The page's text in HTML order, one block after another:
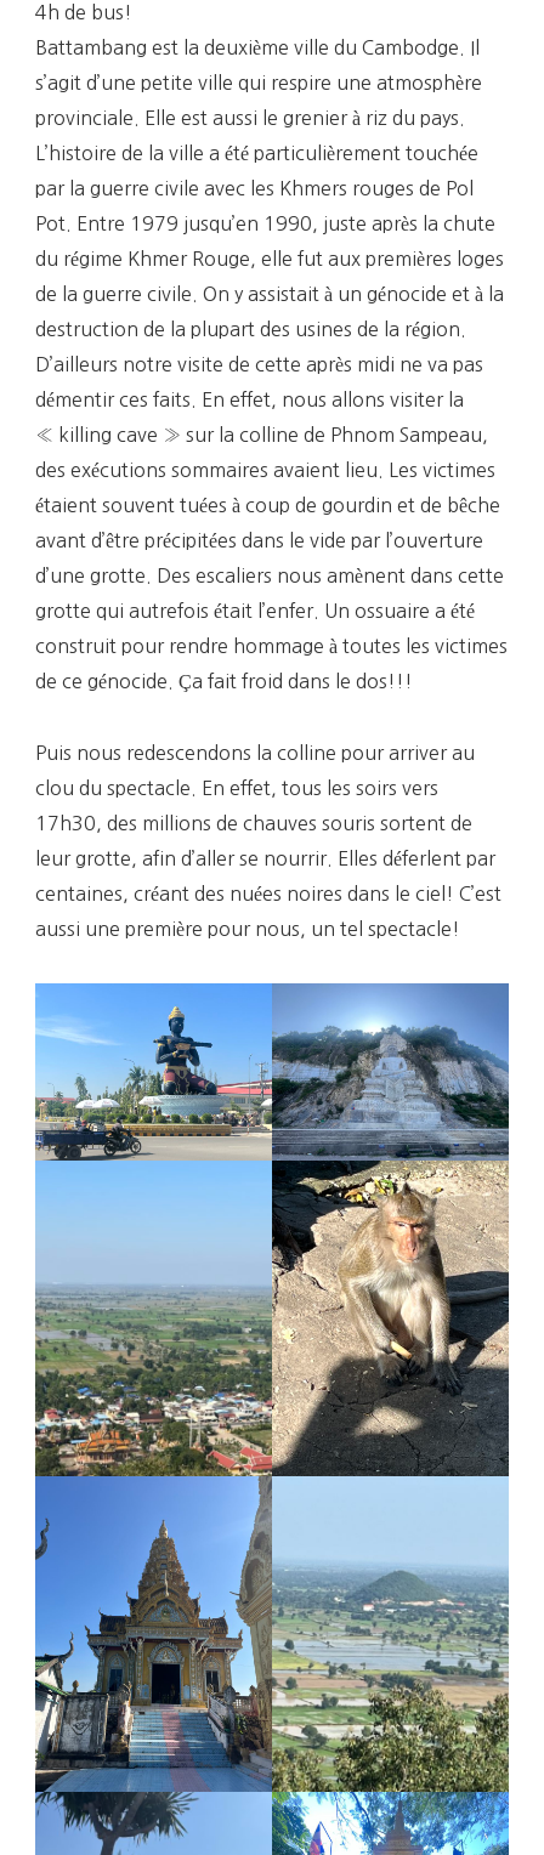
4h de bus!
Battambang est la deuxième ville du Cambodge. Il
s’agit d’une petite ville qui respire une atmosphère
provinciale. Elle est aussi le grenier à riz du pays.
L’histoire de la ville a été particulièrement touchée
par la guerre civile avec les Khmers rouges de Pol
Pot. Entre 1979 jusqu’en 1990, juste après la chute
du régime Khmer Rouge, elle fut aux premières loges
de la guerre civile. On y assistait à un génocide et à la
destruction de la plupart des usines de la région.
D’ailleurs notre visite de cette après midi ne va pas
démentir ces faits. En effet, nous allons visiter la
« killing cave » sur la colline de Phnom Sampeau,
des exécutions sommaires avaient lieu. Les victimes
étaient souvent tuées à coup de gourdin et de bêche
avant d’être précipitées dans le vide par l’ouverture
d’une grotte. Des escaliers nous amènent dans cette
grotte qui autrefois était l’enfer. Un ossuaire a été
construit pour rendre hommage à toutes les victimes
de ce génocide. Ça fait froid dans le dos!!!
Puis nous redescendons la colline pour arriver au
clou du spectacle. En effet, tous les soirs vers
17h30, des millions de chauves souris sortent de
leur grotte, afin d’aller se nourrir. Elles déferlent par
centaines, créant des nuées noires dans le ciel! C’est
aussi une première pour nous, un tel spectacle!